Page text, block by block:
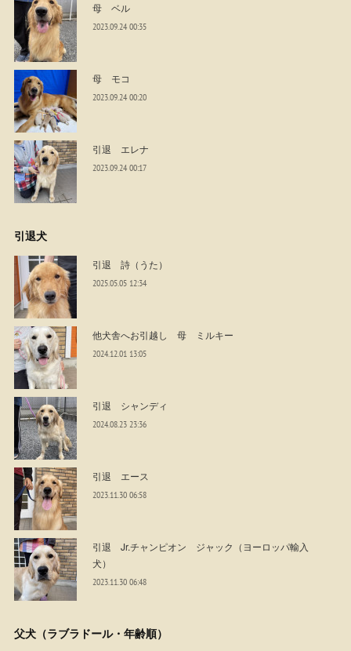
母 ベル
2023.09.24 00:35
母 モコ
2023.09.24 00:20
引退 エレナ
2023.09.24 00:17
引退犬
引退 詩（うた）
2025.05.05 12:34
他犬舎へお引越し 母 ミルキー
2024.12.01 13:05
引退 シャンディ
2024.08.23 23:36
引退 エース
2023.11.30 06:58
引退 Jr.チャンピオン ジャック（ヨーロッパ輸入
犬）
2023.11.30 06:48
父犬（ラブラドール・年齢順）